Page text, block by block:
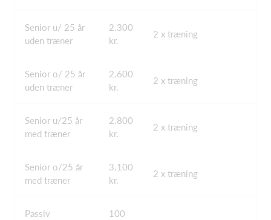
Senior u/ 25 år
uden træner
2.300
kr.
2 x træning
Senior o/ 25 år
uden træner
2.600
kr.
2 x træning
Senior u/25 år
med træner
2.800
kr.
2 x træning
Senior o/25 år
med træner
3.100
kr.
2 x træning
Passiv
100